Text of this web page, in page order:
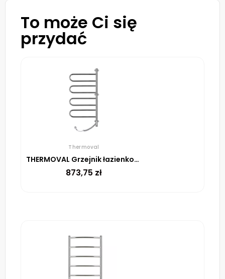
To może Ci się
przydać
Thermoval
THERMOVAL Grzejnik łazienkowy, elektryczny TVX TR 100 CIRI 105W
873,75 zł